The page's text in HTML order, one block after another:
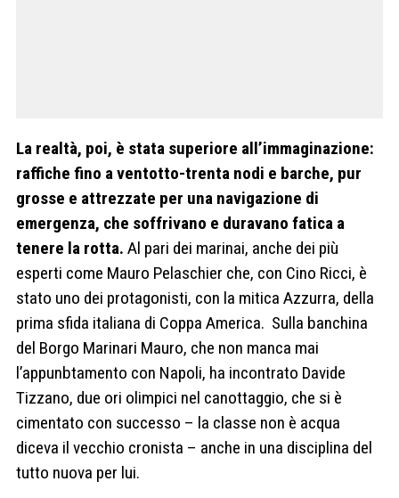
La realtà, poi, è stata superiore all’immaginazione:
raffiche fino a ventotto-trenta nodi e barche, pur
grosse e attrezzate per una navigazione di
emergenza, che soffrivano e duravano fatica a
tenere la rotta. Al pari dei marinai, anche dei più
esperti come Mauro Pelaschier che, con Cino Ricci, è
stato uno dei protagonisti, con la mitica Azzurra, della
prima sfida italiana di Coppa America. Sulla banchina
del Borgo Marinari Mauro, che non manca mai
l’appunbtamento con Napoli, ha incontrato Davide
Tizzano, due ori olimpici nel canottaggio, che si è
cimentato con successo – la classe non è acqua
diceva il vecchio cronista – anche in una disciplina del
tutto nuova per lui.